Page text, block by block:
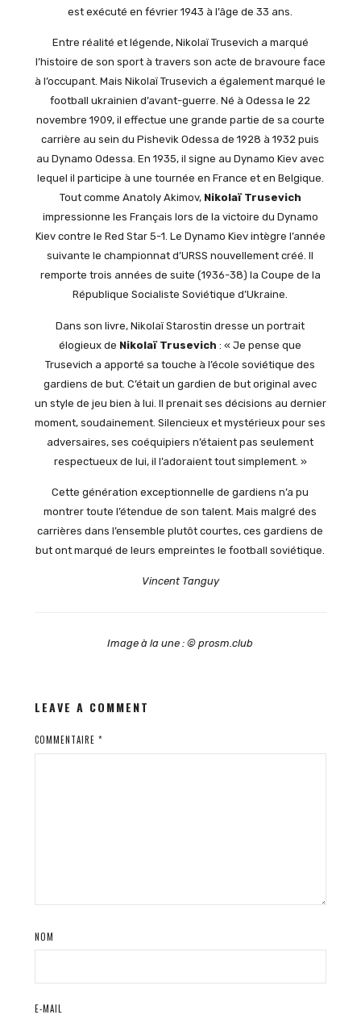
est exécuté en février 1943 à l’âge de 33 ans.
Entre réalité et légende, Nikolaï Trusevich a marqué
l’histoire de son sport à travers son acte de bravoure face
à l’occupant. Mais Nikolaï Trusevich a également marqué le
football ukrainien d’avant-guerre. Né à Odessa le 22
novembre 1909, il effectue une grande partie de sa courte
carrière au sein du Pishevik Odessa de 1928 à 1932 puis
au Dynamo Odessa. En 1935, il signe au Dynamo Kiev avec
lequel il participe à une tournée en France et en Belgique.
Tout comme Anatoly Akimov,Nikolaï Trusevich
impressionne les Français lors de la victoire du Dynamo
Kiev contre le Red Star 5-1. Le Dynamo Kiev intègre l’année
suivante le championnat d’URSS nouvellement créé. Il
remporte trois années de suite (1936-38) la Coupe de la
République Socialiste Soviétique d’Ukraine.
Dans son livre, Nikolaï Starostin dresse un portrait
élogieux de Nikolaï Trusevich: « Je pense que
Trusevich a apporté sa touche à l’école soviétique des
gardiens de but. C’était un gardien de but original avec
un style de jeu bien à lui. Il prenait ses décisions au dernier
moment, soudainement. Silencieux et mystérieux pour ses
adversaires, ses coéquipiers n’étaient pas seulement
respectueux de lui, il l’adoraient tout simplement. »
Cette génération exceptionnelle de gardiens n’a pu
montrer toute l’étendue de son talent. Mais malgré des
carrières dans l’ensemble plutôt courtes, ces gardiens de
but ont marqué de leurs empreintes le football soviétique.
Vincent Tanguy
Image à la une : © prosm.club
LEAVE A COMMENT
COMMENTAIRE *
NOM
E-MAIL